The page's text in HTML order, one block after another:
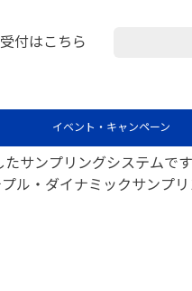
付はこちら
イベント・キャンペーン
サンプリングシステムで
ル・ダイナミックサンプ